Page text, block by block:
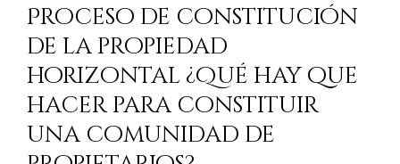
Proceso de constitución
de la propiedad
horizontal ¿Qué hay que
hacer para constituir
una comunidad de